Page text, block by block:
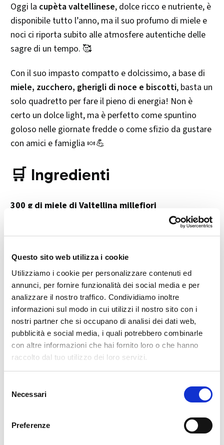
Questo sito web utilizza i cookie
Utilizziamo i cookie per personalizzare contenuti ed
annunci, per fornire funzionalità dei social media e per
analizzare il nostro traffico. Condividiamo inoltre
informazioni sul modo in cui utilizzi il nostro sito con i
nostri partner che si occupano di analisi dei dati web,
pubblicità e social media, i quali potrebbero combinarle
con altre informazioni che hai fornito loro o che hanno
raccolto dal tuo utilizzo dei loro servizi.
delNecessari
Preferenze
Oggi la cupèta valtellinese, dolce ricco e nutriente, è
disponibile tutto l’anno, ma il suo profumo di miele e
noci ci riporta subito alle atmosfere autentiche delle
sagre di un tempo. 🥰
Con il suo impasto compatto e dolcissimo, a base di
miele, zucchero, gherigli di noce e biscotti, basta un
solo quadretto per fare il pieno di energia! Non è
certo un dolce light, ma è perfetto come spuntino
goloso nelle giornate fredde o come sfizio da gustare
con amici e famiglia 🍬💪
🛒 Ingredienti
300 g di miele di Valtellina millefiori
300 g di gherigli di noce, tritati grossolanamente
10 g di pane grattugiato
2 fogli di ostiaalimentare
👩‍🍳 Preparazione
In una pentola capiente, scalda a fuoco lento il
miele e lo zucchero , mescolando continuamente e
Quando il composto risulta
denso e caramellato
Aggiungi subito i